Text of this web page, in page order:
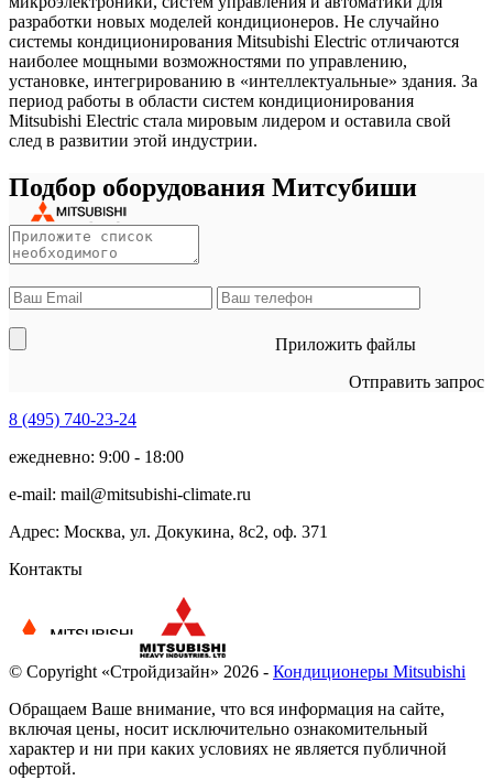
разработки новых моделей кондиционеров. Не случайно
системы кондиционирования Mitsubishi Electric отличаются
наиболее мощными возможностями по управлению,
установке, интегрированию в «интеллектуальные» здания. За
период работы в области систем кондиционирования
Mitsubishi Electric стала мировым лидером и оставила свой
след в развитии этой индустрии.
Подбор оборудования Митсубиши
Приложить файлы
Отправить запрос
8 (495) 740-23-24
ежедневно: 9:00 - 18:00
e-mail: mail@mitsubishi-climate.ru
Адрес: Москва, ул. Докукина, 8с2, оф. 371
Контакты
© Copyright «Стройдизайн» 2026 - Кондиционеры Mitsubishi
Обращаем Ваше внимание, что вся информация на сайте,
включая цены, носит исключительно ознакомительный
характер и ни при каких условиях не является публичной
офертой.